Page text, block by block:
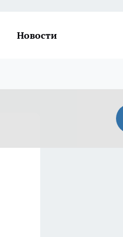
Новости